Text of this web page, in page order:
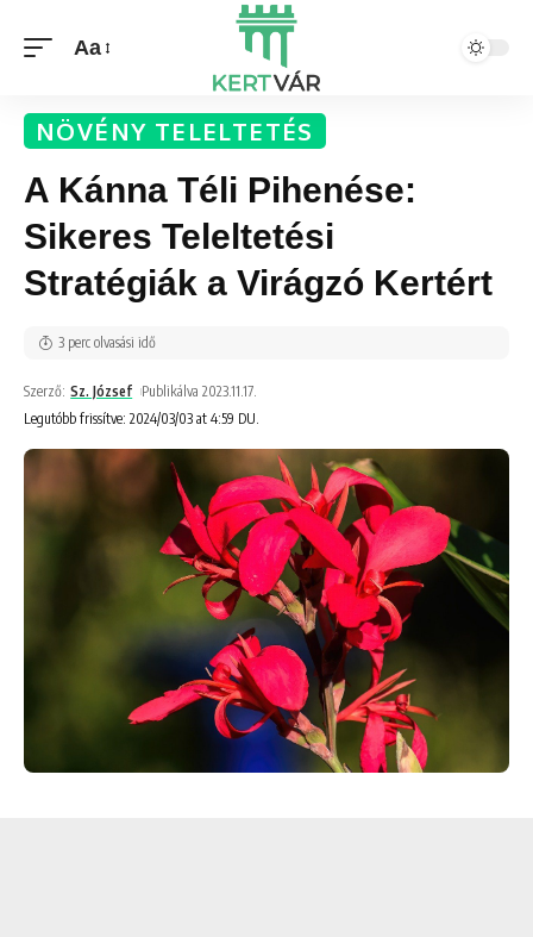
Aa
NÖVÉNY TELELTETÉS
A Kánna Téli Pihenése:
Sikeres Teleltetési
Stratégiák a Virágzó Kertért
Legutóbb frissítve: 2024/03/03 at 4:59 DU.
Szerző: Sz. József Publikálva 2023.11.17.
3 perc olvasási idő